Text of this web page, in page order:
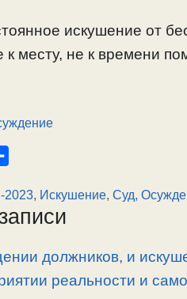
искушение от
месту, не к времени
п
р
в
и
2023, Искушение, Суд,
должников, и
реальности и